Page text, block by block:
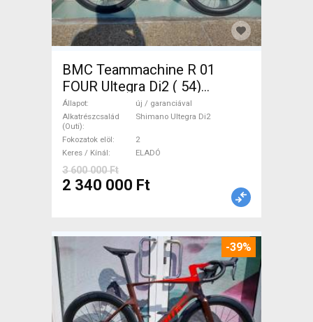
BMC Teammachine R 01
FOUR Ultegra Di2 ( 54)
Országúti Shimano Ultegra
Di2 tárcsafék új / garanciával
ELADÓ
Állapot
új / garanciával
Alkatrészcsalád
(Outi)
Shimano Ultegra Di2
Fokozatok elöl
2
Keres / Kínál
ELADÓ
3 600 000 Ft
2 340 000 Ft
-39%